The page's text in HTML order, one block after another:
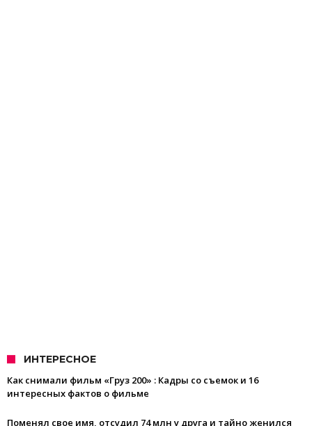
ИНТЕРЕСНОЕ
Как снимали фильм «Груз 200» : Кадры со съемок и 16
интересных фактов о фильме
Поменял свое имя, отсудил 74 млн у друга и тайно женился